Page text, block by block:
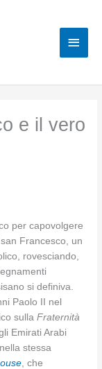
e il vero
per capovolgere
Francesco, un
rovesciando,
si definiva.
Paolo II nel
sullaFraternità
Emirati Arabi
stessa
, che